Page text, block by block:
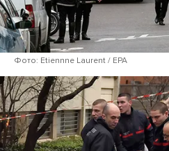
Фото: Etiennne Laurent / EPA